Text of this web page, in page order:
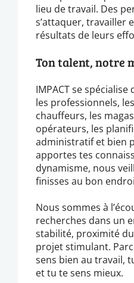
lieu de travail. Des
s’attaquer, travailler
résultats de leurs
Ton talent, notre
IMPACT se
les professionnels,
chauffeurs, les
opérateurs, les
administratif et bien
apportes tes
dynamisme, nous
finisses au bon
Nous sommes à
recherches dans un
stabilité, proximité
projet stimulant.
sens bien au travail,
et tu te sens mieux.